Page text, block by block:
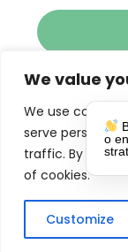
We value
We use cookies
serve
traffic. By
of cookies.
Customize
Klikom na
primanje
slažete s
o